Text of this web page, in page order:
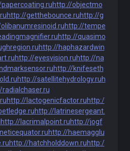
http://objectmo
http://getthebounce.ruhttp://g
http://tempe
http://quasimo
http://haphazardwin
http://eyesvision.ruhttp://na
http://knifeseth
http://satellitehydrology.ruh
radialchaser.ru
http://lactogenicfactor.ruhttp:/
http://latrinesergeant.
http://lacrimalpoint.ruhttp://jogf
http://haemagglu
http://hatchholddown.ruhttp:/